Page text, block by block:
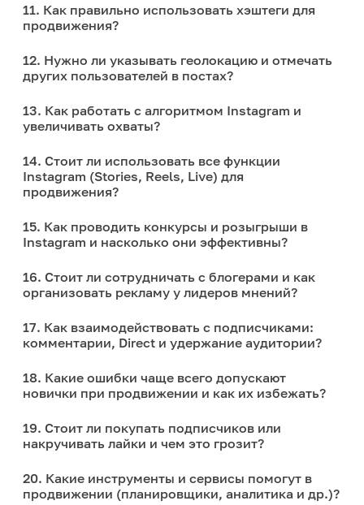
11. Как правильно использовать хэштеги для
продвижения?
12. Нужно ли указывать геолокацию и отмечать
других пользователей в постах?
13. Как работать с алгоритмом Instagram и
увеличивать охваты?
14. Стоит ли использовать все функции
Instagram (Stories, Reels, Live) для
продвижения?
15. Как проводить конкурсы и розыгрыши в
Instagram и насколько они эффективны?
16. Стоит ли сотрудничать с блогерами и как
организовать рекламу у лидеров мнений?
17. Как взаимодействовать с подписчиками:
комментарии, Direct и удержание аудитории?
18. Какие ошибки чаще всего допускают
новички при продвижении и как их избежать?
19. Стоит ли покупать подписчиков или
накручивать лайки и чем это грозит?
20. Какие инструменты и сервисы помогут в
продвижении (планировщики, аналитика и др.)?